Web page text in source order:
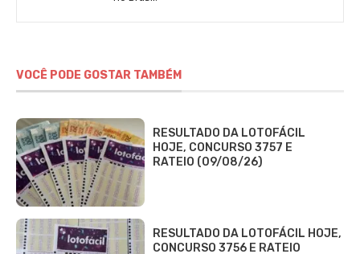
VOCÊ PODE GOSTAR TAMBÉM
RESULTADO DA LOTOFÁCIL
HOJE, CONCURSO 3757 E
RATEIO (09/08/26)
RESULTADO DA LOTOFÁCIL HOJE,
CONCURSO 3756 E RATEIO